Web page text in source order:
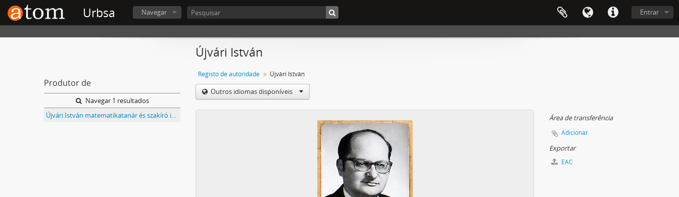
Urbsa Entrar
Navegar
Produtor de
Navegar 1 resultados
Újvári István matematikatanár és szakíró iratai
Újvári István
Registo de autoridade Újvári István
Outros idiomas disponíveis
Área de transferência
Adicionar
Exportar
EAC